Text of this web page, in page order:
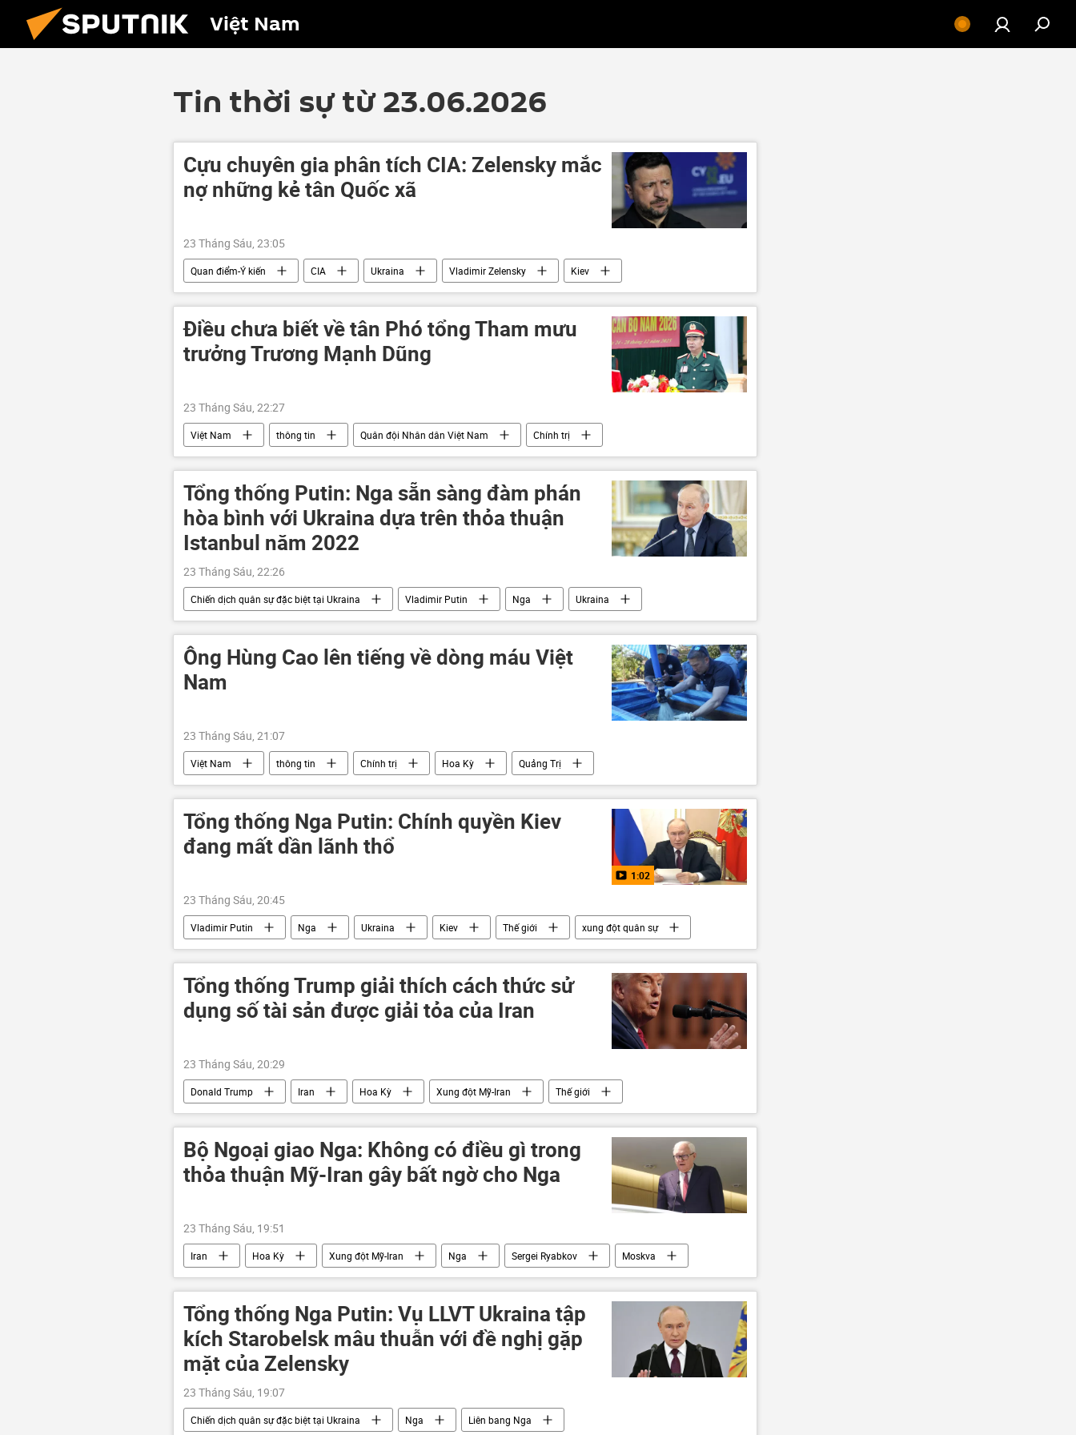
Việt Nam
Tin thời sự từ 23.06.2026
Cựu chuyên gia phân tích CIA: Zelensky mắc
nợ những kẻ tân Quốc xã
23 Tháng Sáu, 23:05
Quan điểm-Ý kiến CIA Ukraina Vladimir Zelensky
Kiev
Thế giới
YouTube Quân đội Ukraina Washington Donald Trump
Điều chưa biết về tân Phó tổng Tham mưu
trưởng Trương Mạnh Dũng
23 Tháng Sáu, 22:27
Việt Nam thông tin Quân đội Nhân dân Việt Nam
Chính trị
Bộ Tổng Tham mưu
Bộ Quốc phòng Việt Nam
Tổng thống Putin: Nga sẵn sàng đàm phán
hòa bình với Ukraina dựa trên thỏa thuận
Istanbul năm 2022
23 Tháng Sáu, 22:26
Chiến dịch quân sự đặc biệt tại Ukraina Vladimir Putin Nga
Ukraina
Thế giới
xung đột quân sự Quân đội Nga đàm phán
Kiev
Bộ Quốc phòng Nga
Belarus Belgorod Thế chiến II
Ông Hùng Cao lên tiếng về dòng máu Việt
Nam
23 Tháng Sáu, 21:07
Việt Nam thông tin Chính trị Hoa Kỳ Quảng Trị
Tổng thống Nga Putin: Chính quyền Kiev
đang mất dần lãnh thổ
1:02
23 Tháng Sáu, 20:45
Vladimir Putin Nga Ukraina Kiev Thế giới
xung đột quân sự
Quân đội Ukraina
Chiến dịch quân sự đặc biệt tại Ukraina
Tổng thống Trump giải thích cách thức sử
dụng số tài sản được giải tỏa của Iran
23 Tháng Sáu, 20:29
Donald Trump Iran Hoa Kỳ Xung đột Mỹ-Iran
Thế giới
Washington
Bộ Tài chính Hoa Kỳ
Bộ Ngoại giao Nga: Không có điều gì trong
thỏa thuận Mỹ-Iran gây bất ngờ cho Nga
23 Tháng Sáu, 19:51
Iran Hoa Kỳ Xung đột Mỹ-Iran Nga Sergei Ryabkov
Moskva
Tehran
Washington Thế giới
Tổng thống Nga Putin: Vụ LLVT Ukraina tập
kích Starobelsk mâu thuẫn với đề nghị gặp
mặt của Zelensky
23 Tháng Sáu, 19:07
Chiến dịch quân sự đặc biệt tại Ukraina Nga
Liên bang Nga